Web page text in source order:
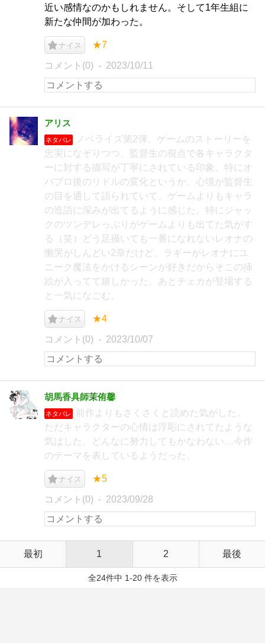
近い感情なのかもしれません。そして1年生組に
新たな仲間が加わった。
ナイス ★7
コメント(0) 2023/10/11
アリス
ネタバレ
ノベライズ第2弾。ゲームのストーリーを
忠実になぞりつつ、監督生の視点で各キャラクタ
ーに対する描写が丁寧にされている印象。特にオ
バブロ後のリドルの変化というか、心境が監督生
の目を通して語られていて、ゲームよりもキャラ
の造詣に深みが出てるように感じた。特にジャッ
クのツンデレっぷりがゲームよりも出てた気がす
る（笑）どう足掻いても一番になれないレオナの
慟哭がしんどい2章だけど、ラギーがレオナにユ
ニーク魔法をかけるシーンが好きだからそこの挿
絵が入ってて嬉しかった。あとチェカが登場する
と一気になごむ。
ナイス ★4
コメント(0) 2023/10/07
胡馬香具師茉侑馨
ネタバレ
前作よりもさくさくと読めた気がした。
ただキャラクターの心情は浮彫にされてたような
気はした。どんなに努力してもかなわない…今作
のテーマを表しているようだった。
ナイス ★5
コメント(0) 2023/09/28
最初 1 2 最後
全24件中 1-20 件を表示